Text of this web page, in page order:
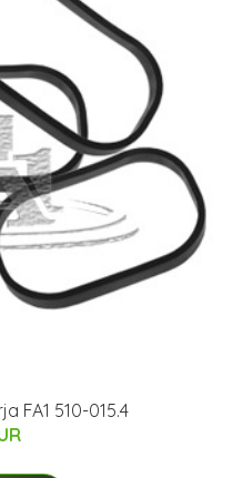
FA1 510-015.4